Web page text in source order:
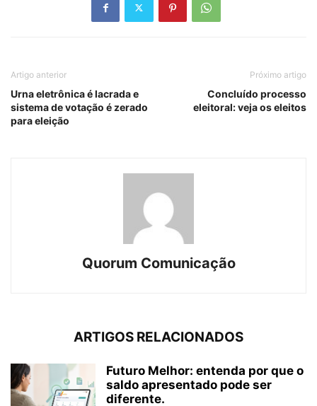
Artigo anterior
Urna eletrônica é lacrada e
sistema de votação é zerado
para eleição
Próximo artigo
Concluído processo
eleitoral: veja os eleitos
Quorum Comunicação
ARTIGOS RELACIONADOS
Futuro Melhor: entenda por que o
saldo apresentado pode ser
diferente.